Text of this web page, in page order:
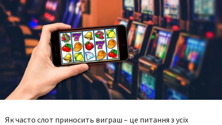
Як часто слот приносить виграш – це питання з усіх